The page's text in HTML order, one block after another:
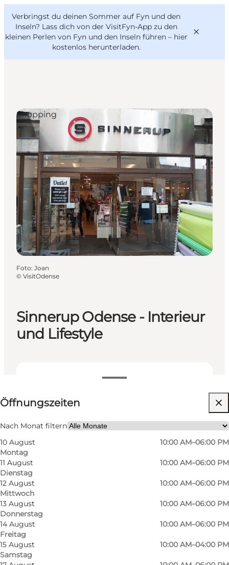
Verbringst du deinen Sommer auf Fyn und den
Inseln? Lass dich von der VisitFyn-App zu den
kleinen Perlen von Fyn und den Inseln führen – hier
kostenlos herunterladen.
Reise Ideen
Outdoor & bike
Essen & trinken
Übernachtung
VisitFyn
Deutsch
Sinnerup Odense - Interieur
und Lifestyle
Öffnungszeiten anzeigen
Öffnungszeiten
Nach Monat filtern
10 August
Montag
10:00 AM–06:00 PM
11 August
Dienstag
10:00 AM–06:00 PM
12 August
Mittwoch
10:00 AM–06:00 PM
13 August
Donnerstag
10:00 AM–06:00 PM
14 August
Freitag
10:00 AM–06:00 PM
15 August
Samstag
10:00 AM–04:00 PM
Website besuchen
Mir selbst, Freunde
Shopping
Foto: Joan
© VisitOdense
Bei Sinnerup finden Sie alles, was Sie für die
Inneneinrichtung brauchen: Im Erdgeschoss
finden Sie Vasen, Kerzenständer, Kissen,